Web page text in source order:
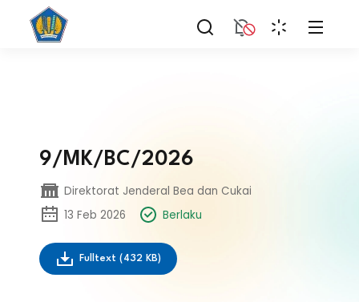
9/MK/BC/2026
Direktorat Jenderal Bea dan Cukai
13 Feb 2026
Berlaku
Fulltext (432 KB)